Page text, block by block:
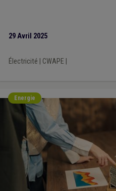
29 Avril 2025
Électricité CWAPE
Energie